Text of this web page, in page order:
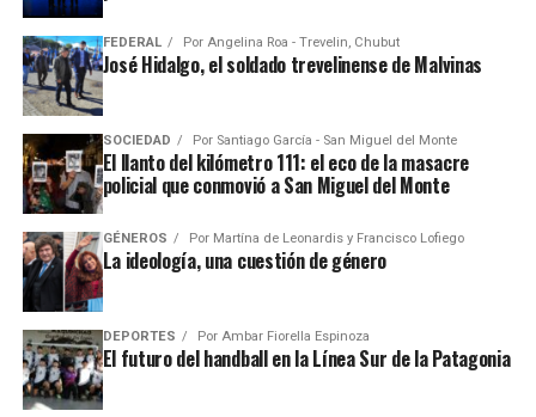
FEDERAL Por Angelina Roa - Trevelin, Chubut
José Hidalgo, el soldado trevelinense de Malvinas
SOCIEDAD Por Santiago García - San Miguel del Monte
El llanto del kilómetro 111: el eco de la masacre
policial que conmovió a San Miguel del Monte
GÉNEROS Por Martína de Leonardis y Francisco Lofiego
La ideología, una cuestión de género
DEPORTES Por Ambar Fiorella Espinoza
El futuro del handball en la Línea Sur de la Patagonia